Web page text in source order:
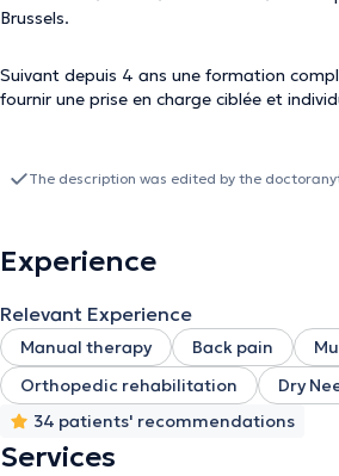
Brussels.
Suivant depuis 4 ans une formation
fournir une prise en charge ciblée et
The description was edited by the
Experience
Relevant Experience
Manual therapy Back pain
Orthopedic rehabilitation
Dry
34 patients' recommendations
Services